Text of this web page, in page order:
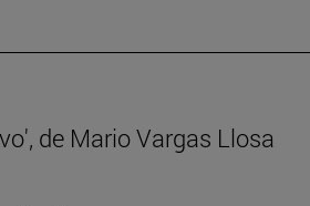
de Mario Vargas Llosa